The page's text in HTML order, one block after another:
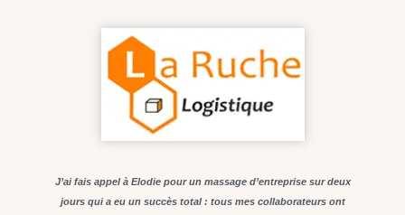
J’ai fais appel à Elodie pour un massage d’entreprise sur deux
jours qui a eu un succès total : tous mes collaborateurs ont